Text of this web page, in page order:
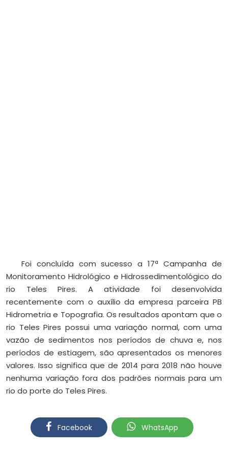
Foi concluída com sucesso a 17ª Campanha de
Monitoramento Hidrológico e Hidrossedimentológico do
rio Teles Pires. A atividade foi desenvolvida
recentemente com o auxílio da empresa parceira PB
Hidrometria e Topografia. Os resultados apontam que o
rio Teles Pires possui uma variação normal, com uma
vazão de sedimentos nos períodos de chuva e, nos
períodos de estiagem, são apresentados os menores
valores. Isso significa que de 2014 para 2018 não houve
nenhuma variação fora dos padrões normais para um
rio do porte do Teles Pires.
Facebook WhatsApp